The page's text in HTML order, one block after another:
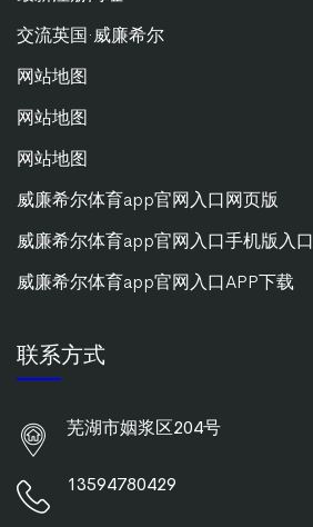
交流英国·威廉希尔
网站地图
网站地图
网站地图
威廉希尔体育app官网入口网页版
威廉希尔体育app官网入口手机版入口
威廉希尔体育app官网入口APP下载
联系方式
芜湖市姻浆区204号
13594780429